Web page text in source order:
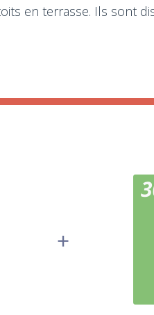
en terrasse. Ils sont